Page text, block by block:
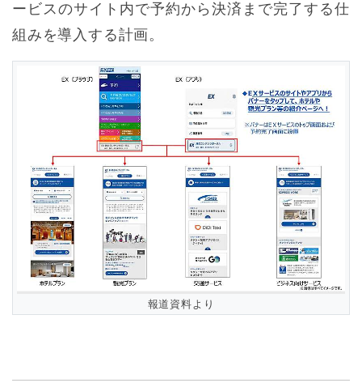
ービスのサイト内で予約から決済まで完了する仕
組みを導入する計画。
報道資料より